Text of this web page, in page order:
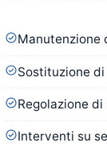
Manutenzione
Sostituzione
Regolazione
Interventi su